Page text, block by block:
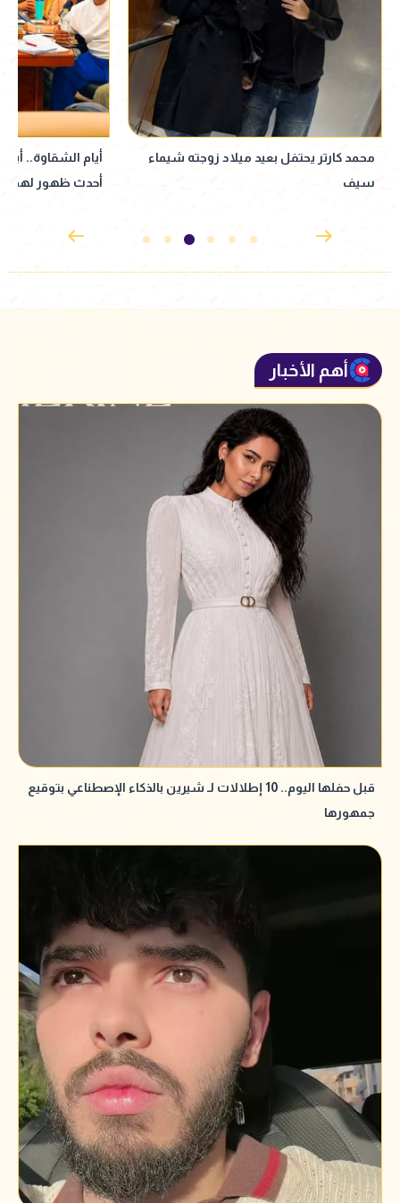
أيام الشقاوة.. أبطال شمس الزناتي2 في
أحدث ظهور لهم
محمد الشافعي عن
مش فاكر كتبتها
أهم الأخبار
قبل حفلها اليوم.. 10 إطلالات لـ شيرين بالذكاء الإصطناعي بتوقيع
جمهورها